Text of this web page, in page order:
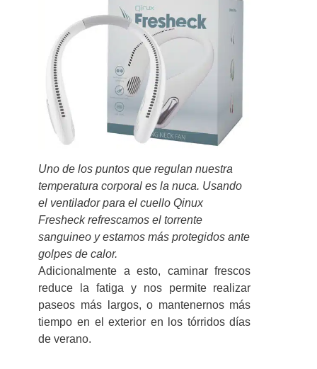
Uno de los puntos que regulan nuestra
temperatura corporal es la nuca. Usando
el ventilador para el cuello Qinux
Fresheck refrescamos el torrente
sanguineo y estamos más protegidos ante
golpes de calor.
Adicionalmente a esto, caminar frescos
reduce la fatiga y nos permite realizar
paseos más largos, o mantenernos más
tiempo en el exterior en los tórridos días
de verano.